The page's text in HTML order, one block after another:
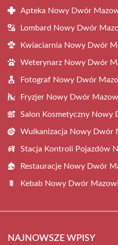
Apteka Nowy Dwór
Lombard Nowy Dwór
Kwiaciarnia Nowy Dwór
Weterynarz Nowy Dwór
Fotograf Nowy Dwór
Fryzjer Nowy Dwór
Salon Kosmetyczny Nowy
Wulkanizacja Nowy Dwór
Stacja Kontroli Pojazdów
Restauracje Nowy Dwór
Kebab Nowy Dwór
NAJNOWSZE WPISY